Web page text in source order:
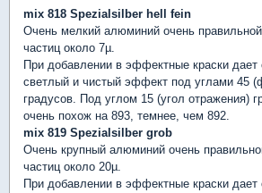
mix 818 Spezialsilber hell fein
Очень мелкий алюминий очень
частиц около 7µ.
При добавлении в эффектные краски дает
светлый и чистый эффект под углами 45
градусов. Под углом 15 (угол отражения)
очень похож на 893, темнее, чем 892.
mix 819 Spezialsilber grob
Очень крупный алюминий очень
частиц около 20µ.
При добавлении в эффектные краски дает